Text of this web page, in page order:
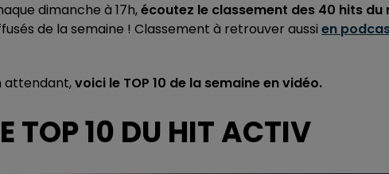
dimanche à 17h,écoutez le classement des 40 hits du
de la semaine ! Classement à retrouver aussi en
attendant,voici le TOP 10 de la semaine en vidéo.
TOP 10 DU HIT ACTIV